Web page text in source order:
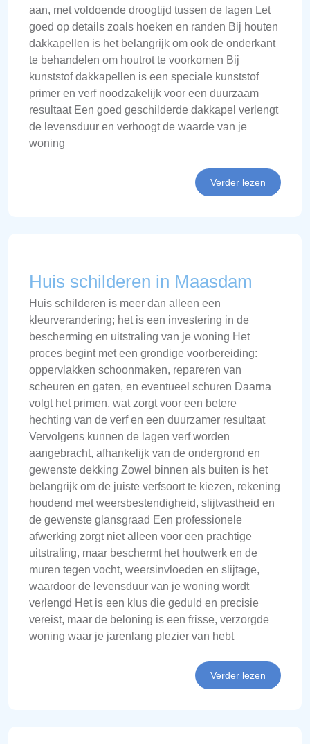
aan, met voldoende droogtijd tussen de lagen Let
goed op details zoals hoeken en randen Bij houten
dakkapellen is het belangrijk om ook de onderkant
te behandelen om houtrot te voorkomen Bij
kunststof dakkapellen is een speciale kunststof
primer en verf noodzakelijk voor een duurzaam
resultaat Een goed geschilderde dakkapel verlengt
de levensduur en verhoogt de waarde van je
woning
Verder lezen
Huis schilderen in Maasdam
Huis schilderen is meer dan alleen een
kleurverandering; het is een investering in de
bescherming en uitstraling van je woning Het
proces begint met een grondige voorbereiding:
oppervlakken schoonmaken, repareren van
scheuren en gaten, en eventueel schuren Daarna
volgt het primen, wat zorgt voor een betere
hechting van de verf en een duurzamer resultaat
Vervolgens kunnen de lagen verf worden
aangebracht, afhankelijk van de ondergrond en
gewenste dekking Zowel binnen als buiten is het
belangrijk om de juiste verfsoort te kiezen, rekening
houdend met weersbestendigheid, slijtvastheid en
de gewenste glansgraad Een professionele
afwerking zorgt niet alleen voor een prachtige
uitstraling, maar beschermt het houtwerk en de
muren tegen vocht, weersinvloeden en slijtage,
waardoor de levensduur van je woning wordt
verlengd Het is een klus die geduld en precisie
vereist, maar de beloning is een frisse, verzorgde
woning waar je jarenlang plezier van hebt
Verder lezen